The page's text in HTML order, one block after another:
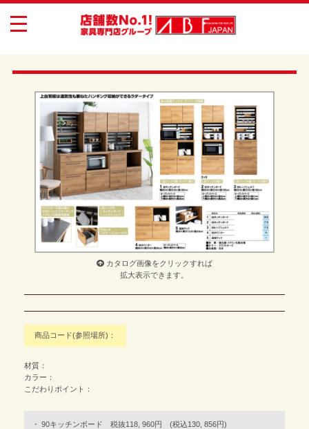
toggle
navigation
カタログ画像をクリックすれば
拡大表示できます。
商品コード(参照場所)：
材質：
カラー：
こだわりポイント：
90キッチンボード 税抜118, 960円 (税込130, 856円)